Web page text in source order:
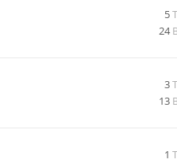
5
24
3
13
1